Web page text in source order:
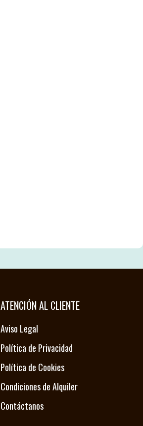
ATENCIÓN AL CLIENTE
Aviso Legal
Política de Privacidad
Política de Cookies
Condiciones de Alquiler
Contáctanos